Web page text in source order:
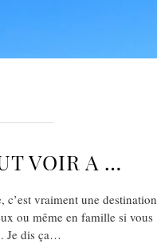
VOIR A …
c’est vraiment une destination
ou même en famille si vous
Je dis ça…